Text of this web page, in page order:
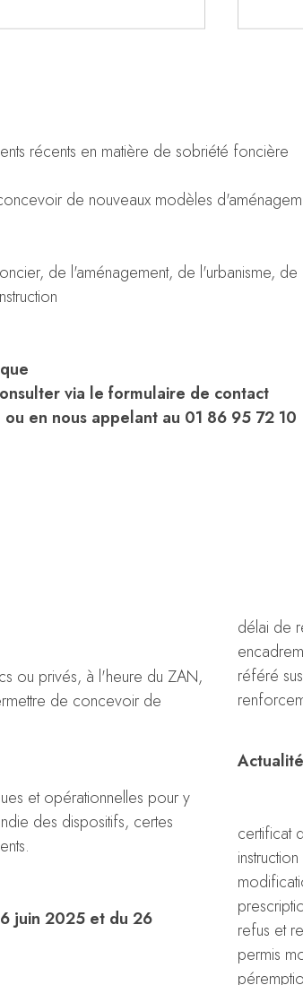
récents en matière de sobriété foncière
de nouveaux modèles
de l'aménagement, de l'urbanisme, de
via le formulaire de contact
ou en nous appelant au 01 86 95 72 10
ou privés, à l'heure du ZAN,
de concevoir de
et opérationnelles pour y
des dispositifs, certes
juin 2025 et du 26
délai de
référé
certificat
refus et
permis